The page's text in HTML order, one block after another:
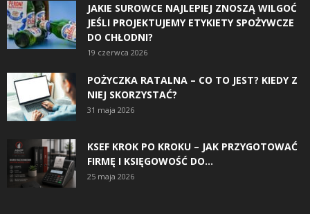
JAKIE SUROWCE NAJLEPIEJ ZNOSZĄ WILGOĆ
JEŚLI PROJEKTUJEMY ETYKIETY SPOŻYWCZE
DO CHŁODNI?
19 czerwca 2026
POŻYCZKA RATALNA – CO TO JEST? KIEDY Z
NIEJ SKORZYSTAĆ?
31 maja 2026
KSEF KROK PO KROKU – JAK PRZYGOTOWAĆ
FIRMĘ I KSIĘGOWOŚĆ DO...
25 maja 2026